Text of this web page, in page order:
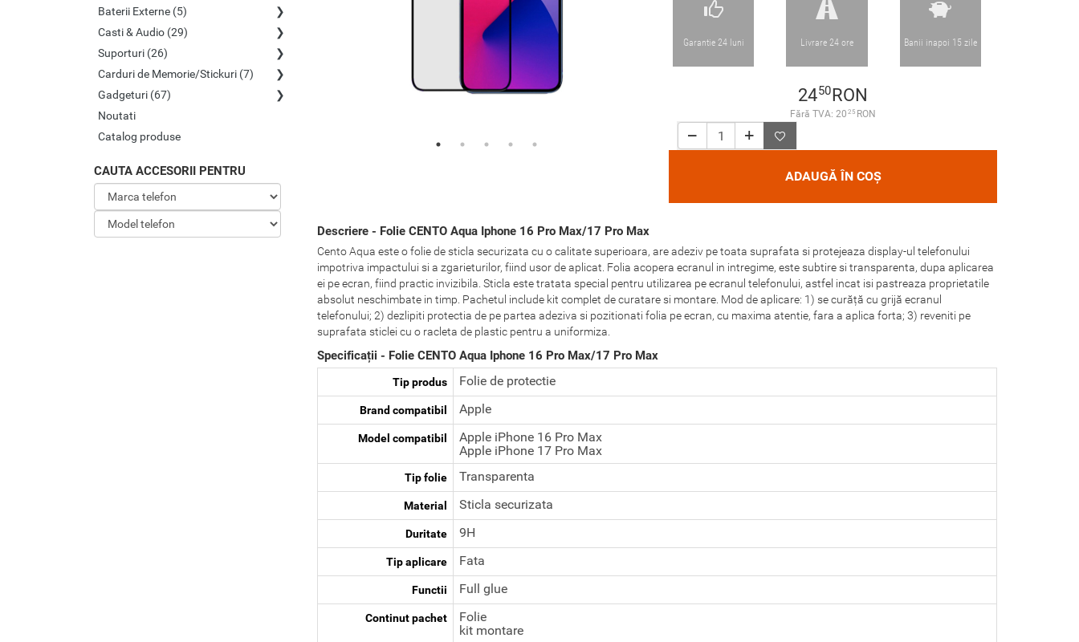
Baterii Externe (5)
Casti & Audio (29)
Suporturi (26)
Carduri de Memorie/Stickuri (7)
Gadgeturi (67)
Noutati
Catalog produse
CAUTA ACCESORII PENTRU
Garantie 24 luni Livrare 24 ore Banii inapoi 15 zile
2450RON
Fără TVA: 20 25 RON
ADAUGĂ ÎN COȘ
Descriere - Folie CENTO Aqua Iphone 16 Pro Max/17 Pro Max
Cento Aqua este o folie de sticla securizata cu o calitate superioara, are adeziv pe toata suprafata si protejeaza display-ul telefonului
impotriva impactului si a zgarieturilor, fiind usor de aplicat. Folia acopera ecranul in intregime, este subtire si transparenta, dupa aplicarea
ei pe ecran, fiind practic invizibila. Sticla este tratata special pentru utilizarea pe ecranul telefonului, astfel incat isi pastreaza proprietatile
absolut neschimbate in timp. Pachetul include kit complet de curatare si montare. Mod de aplicare: 1) se curăță cu grijă ecranul
telefonului; 2) dezlipiti protectia de pe partea adeziva si pozitionati folia pe ecran, cu maxima atentie, fara a aplica forta; 3) reveniti pe
suprafata sticlei cu o racleta de plastic pentru a uniformiza.
Specificații - Folie CENTO Aqua Iphone 16 Pro Max/17 Pro Max
Tip produs Folie de protectie
Brand compatibil Apple
Model compatibil
Apple iPhone 16 Pro Max
Apple iPhone 17 Pro Max
Tip folie Transparenta
Material Sticla securizata
Duritate 9H
Tip aplicare Fata
Functii Full glue
Continut pachet
Folie
kit montare